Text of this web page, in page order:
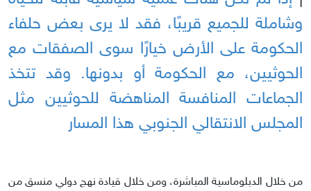
وشاملة للجميع قريبًا، فقد لا يرى بعض حلفاء
الحكومة على الأرض خيارًا سوى الصفقات مع
الحوثيين، مع الحكومة أو بدونها. وقد تتخذ
الجماعات المنافسة المناهضة للحوثيين مثل
المجلس الانتقالي الجنوبي هذا المسار
من خلال الدبلوماسية المباشرة، ومن خلال قيادة نهج دولي منسق من